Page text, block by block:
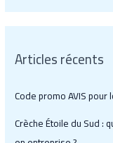
Articles récents
Code promo AVIS
Crèche Étoile du Sud :